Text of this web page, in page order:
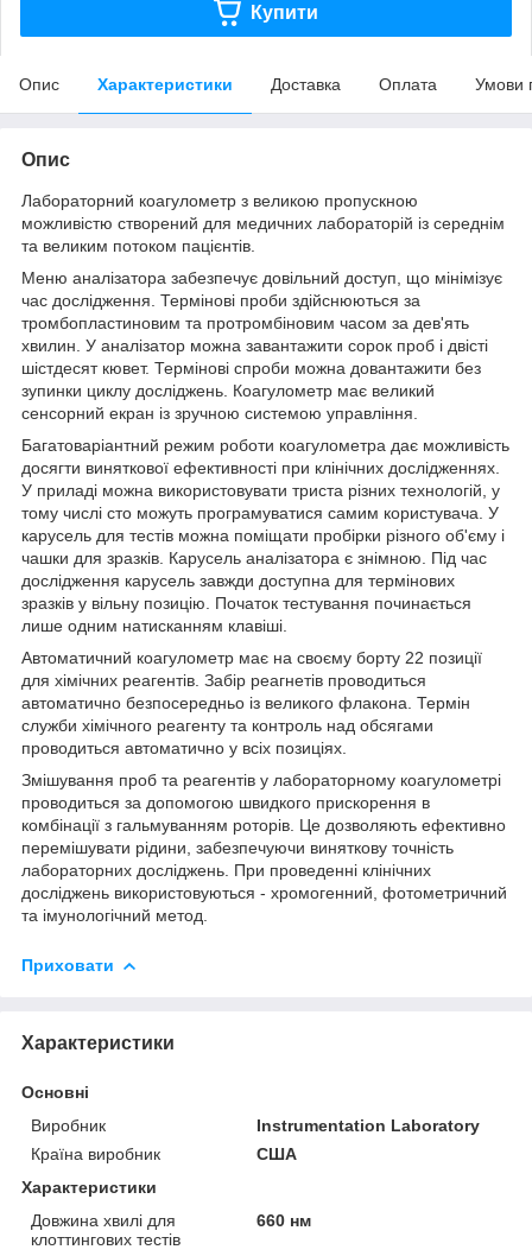
Купити
Опис Характеристики Доставка Оплата Умови
Опис
Лабораторний коагулометр з великою пропускною
можливістю створений для медичних лабораторій із середнім
та великим потоком пацієнтів.
Меню аналізатора забезпечує довільний доступ, що мінімізує
час дослідження. Термінові проби здійснюються за
тромбопластиновим та протромбіновим часом за дев'ять
хвилин. У аналізатор можна завантажити сорок проб і двісті
шістдесят кювет. Термінові спроби можна довантажити без
зупинки циклу досліджень. Коагулометр має великий
сенсорний екран із зручною системою управління.
Багатоваріантний режим роботи коагулометра дає можливість
досягти виняткової ефективності при клінічних дослідженнях.
У приладі можна використовувати триста різних технологій, у
тому числі сто можуть програмуватися самим користувача. У
карусель для тестів можна поміщати пробірки різного об'єму і
чашки для зразків. Карусель аналізатора є знімною. Під час
дослідження карусель завжди доступна для термінових
зразків у вільну позицію. Початок тестування починається
лише одним натисканням клавіші.
Автоматичний коагулометр має на своєму борту 22 позиції
для хімічних реагентів. Забір реагнетів проводиться
автоматично безпосередньо із великого флакона. Термін
служби хімічного реагенту та контроль над обсягами
проводиться автоматично у всіх позиціях.
Змішування проб та реагентів у лабораторному коагулометрі
проводиться за допомогою швидкого прискорення в
комбінації з гальмуванням роторів. Це дозволяють ефективно
перемішувати рідини, забезпечуючи виняткову точність
лабораторних досліджень. При проведенні клінічних
досліджень використовуються - хромогенний, фотометричний
та імунологічний метод.
Приховати
Характеристики
Основні
Виробник
Instrumentation Laboratory
Країна виробник
США
Характеристики
Довжина хвилі для
клоттингових тестів
660 нм